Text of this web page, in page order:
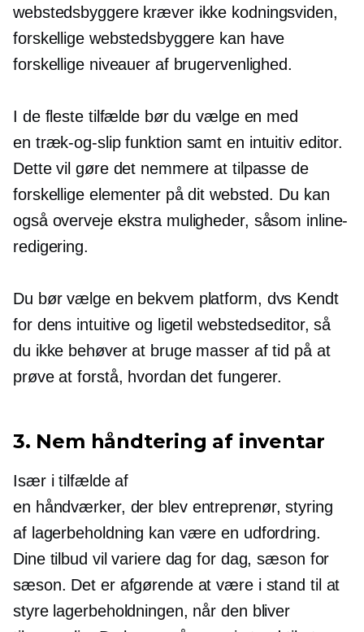
webstedsbyggere kræver ikke kodningsviden,
forskellige webstedsbyggere kan have
forskellige niveauer af brugervenlighed.
I de fleste tilfælde bør du vælge en med
en træk-og-slipfunktion samt en intuitiv editor.
Dette vil gøre det nemmere at tilpasse de
forskellige elementer på dit websted. Du kan
også overveje ekstra muligheder, såsom inline-
redigering.
Du bør vælge en bekvem platform, dvs Kendt
for dens intuitive og ligetil webstedseditor, så
du ikke behøver at bruge masser af tid på at
prøve at forstå, hvordan det fungerer.
3. Nem håndtering af inventar
Især i tilfælde af
en håndværker, der blev entreprenør, styring
af lagerbeholdning kan være en udfordring.
Dine tilbud vil variere dag for dag, sæson for
sæson. Det er afgørende at være i stand til at
styre lagerbeholdningen, når den bliver